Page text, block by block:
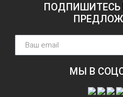
ПОДПИШИТЕСЬ
МЫ В